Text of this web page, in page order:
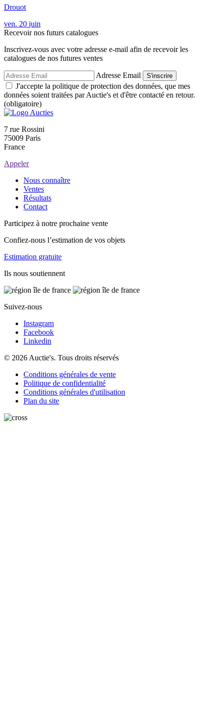
Drouot
ven. 20 juin
Recevoir nos futurs catalogues
Inscrivez-vous avec votre adresse e-mail afin de recevoir les
catalogues de nos futures ventes
Adresse Email S'inscrire
J'accepte la politique de protection des données, que mes
données soient traitées par Auctie's et d'être contacté en retour.
(obligatoire)
7 rue Rossini
75009 Paris
France
Appeler
Nous connaître
Ventes
Résultats
Contact
Participez à notre prochaine vente
Confiez-nous l’estimation de vos objets
Estimation gratuite
Ils nous soutiennent
Suivez-nous
Instagram
Facebook
Linkedin
© 2026 Auctie's. Tous droits réservés
Conditions générales de vente
Politique de confidentialité
Conditions générales d'utilisation
Plan du site